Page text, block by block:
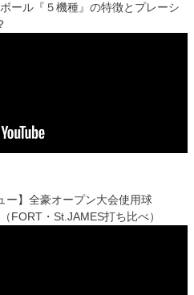
ール『５機種』の特徴とプレーシ
】全豪オープン大会使用球
FORT・St.JAMES打ち比べ）